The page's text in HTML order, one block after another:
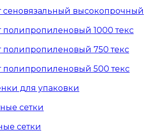
сеновязальный высокопрочный
полипропиленовый 1000 текс
полипропиленовый 750 текс
полипропиленовый 500 текс
для упаковки
сетки
сетки